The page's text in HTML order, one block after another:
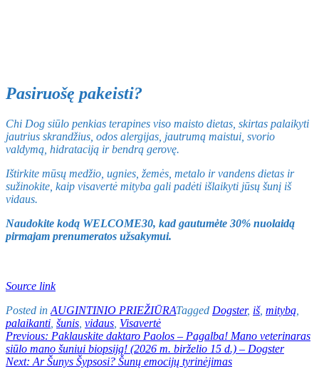
Pasiruošę pakeisti?
Chi Dog siūlo penkias terapines viso maisto dietas, skirtas palaikyti
jautrius skrandžius, odos alergijas, jautrumą maistui, svorio
valdymą, hidrataciją ir bendrą gerovę.
Ištirkite mūsų medžio, ugnies, žemės, metalo ir vandens dietas ir
sužinokite, kaip visavertė mityba gali padėti išlaikyti jūsų šunį iš
vidaus.
Naudokite kodą WELCOME30, kad gautumėte 30% nuolaidą
pirmajam prenumeratos užsakymui.
Source link
Posted in AUGINTINIO PRIEŽIŪRATagged Dogster, iš, mitybą
palaikanti šunis vidaus Visavertė
Navigacija
tarp
Previous: Paklauskite daktaro Paolos – Pagalba! Mano veterinaras
siūlo mano šuniui biopsiją! (2026 m. birželio 15 d.) – Dogster
Next: Ar Šunys Šypsosi? Šunų emocijų tyrinėjimas